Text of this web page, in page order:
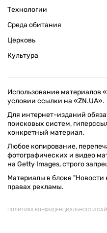
Технологии
Среда обитания
Церковь
Культура
Использование материалов
условии ссылки на «ZN.UA».
Для интернет-изданий
поисковых систем,
конкретный материал.
Любое копирование,
фотографических и видео
на Getty Images, строго
Материалы в блоке
правах рекламы.
ПОЛИТИКА КОНФИДЕНЦИАЛЬНОСТИ
© 1994–2026 «ЗЕРКАЛО НЕДЕЛИ.